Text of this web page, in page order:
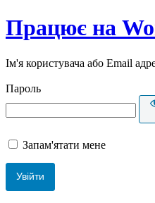
Працює на
Ім'я користувача або Email
Пароль
Запам'ятати мене